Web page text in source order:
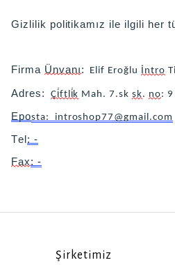
Gizlilik politikamız ile ilgili her
Firma Ünvanı: Elif Eroğlu İntro
Adres: Çi̇ftli̇k Mah. 7.sk sk. no: 9
Eposta: introshop77@gmail.com
Tel: -
Fax: -
Şirketimiz